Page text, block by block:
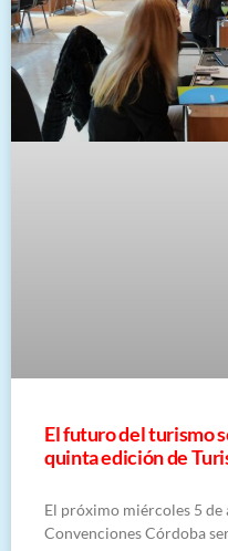
El futuro del turismo
quinta edición de
El próximo miércoles 5 de
Convenciones Córdoba